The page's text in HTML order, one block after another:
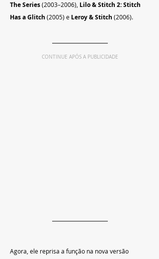
The Series (2003–2006), Lilo & Stitch 2: Stitch
Has a Glitch (2005) e Leroy & Stitch (2006).
CONTINUE APÓS A PUBLICIDADE
Agora, ele reprisa a função na nova versão